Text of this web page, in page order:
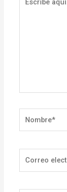
aquí...
electrónico*